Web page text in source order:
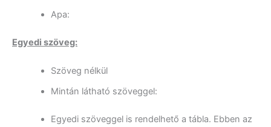
Apa:
Egyedi szöveg:
Szöveg nélkül
Mintán látható szöveggel:
Egyedi szöveggel is rendelhető a tábla. Ebben az